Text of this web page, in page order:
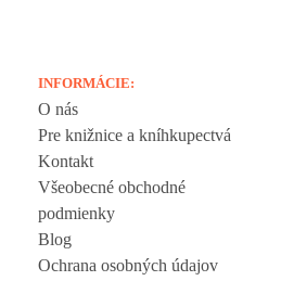
INFORMÁCIE:
O nás
Pre knižnice a kníhkupectvá
Kontakt
Všeobecné obchodné
podmienky
Blog
Ochrana osobných údajov